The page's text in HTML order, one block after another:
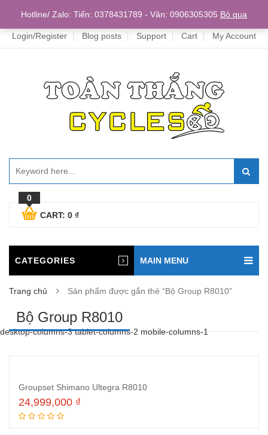
Home
Login/Register Blog posts Support Cart My Account
0
CART: 0 ₫
CATEGORIES MAIN MENU
Trang chủ Sản phẩm được gắn thẻ “Bộ Group R8010”
Bộ Group R8010
desktop-columns-3 tablet-columns-2 mobile-columns-1
Groupset Shimano Ultegra R8010
24,999,000 ₫
Hotline/ Zalo: Tiến: 0378431789 - Vân: 0906305305 Bỏ qua